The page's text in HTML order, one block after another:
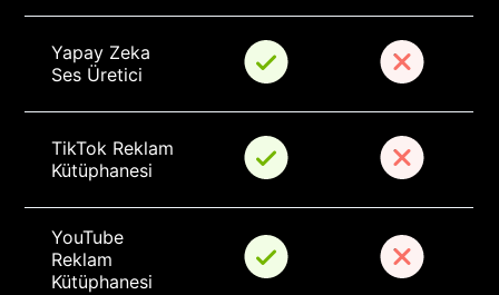
Yapay Zeka
Ses Üretici
TikTok Reklam
Kütüphanesi
YouTube
Reklam
Kütüphanesi